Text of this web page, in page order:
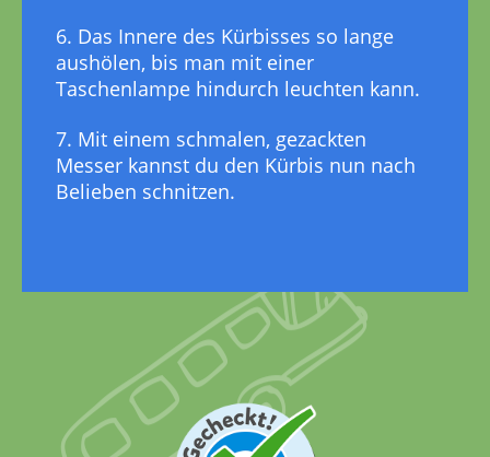
6. Das Innere des Kürbisses so lange
aushölen, bis man mit einer
Taschenlampe hindurch leuchten kann.
7. Mit einem schmalen, gezackten
Messer kannst du den Kürbis nun nach
Belieben schnitzen.